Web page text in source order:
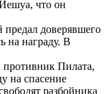
что он
доверявшего
на награду. В
Пилата,
на спасение
разбойника